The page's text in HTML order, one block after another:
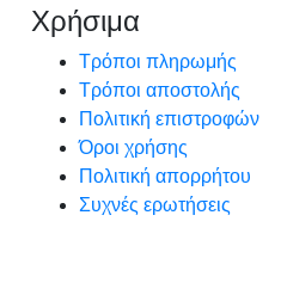
Χρήσιμα
Τρόποι πληρωμής
Τρόποι αποστολής
Πολιτική επιστροφών
Όροι χρήσης
Πολιτική απορρήτου
Συχνές ερωτήσεις